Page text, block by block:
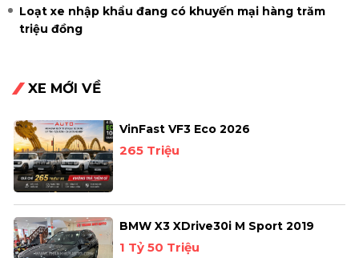
Loạt xe nhập khẩu đang có khuyến mại hàng trăm
triệu đồng
XE MỚI VỀ
VinFast VF3 Eco 2026
265 Triệu
BMW X3 XDrive30i M Sport 2019
1 Tỷ 50 Triệu